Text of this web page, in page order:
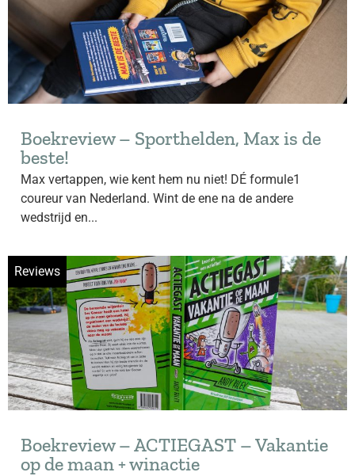
Boekreview – Sporthelden, Max is de
beste!
Max vertappen, wie kent hem nu niet! DÉ formule1
coureur van Nederland. Wint de ene na de andere
wedstrijd en...
Reviews
Boekreview – ACTIEGAST – Vakantie
op de maan + winactie